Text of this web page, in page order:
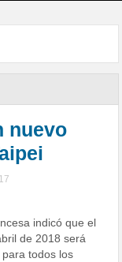
nuevo
indicó que el
de 2018 será
todos los